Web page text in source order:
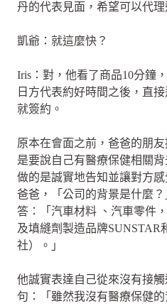
丹的代表見面，希望可以代理
凱爺：就這麼快？
Iris：對，他看了商品10分鐘
日方代表約好時間之後，直
就簽約。
原本在會面之前，爸爸的朋
是要說自己有醫療保健相關
做的是誠實地告知並讓對方
爸爸，「公司的背景是什麼
答：「汽車材料 、汽車零件
及填縫劑製造品牌
社）。」
他誠實表達自己從來沒有接
句：「雖然我沒有醫療保健